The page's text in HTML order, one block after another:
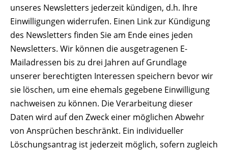
unseres Newsletters jederzeit kündigen, d.h. Ihre
Einwilligungen widerrufen. Einen Link zur Kündigung
des Newsletters finden Sie am Ende eines jeden
Newsletters. Wir können die ausgetragenen E-
Mailadressen bis zu drei Jahren auf Grundlage
unserer berechtigten Interessen speichern bevor wir
sie löschen, um eine ehemals gegebene Einwilligung
nachweisen zu können. Die Verarbeitung dieser
Daten wird auf den Zweck einer möglichen Abwehr
von Ansprüchen beschränkt. Ein individueller
Löschungsantrag ist jederzeit möglich, sofern zugleich